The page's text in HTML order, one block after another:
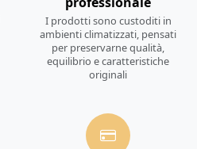
I prodotti sono custoditi in
ambienti climatizzati, pensati
per preservarne qualità,
equilibrio e caratteristiche
originali